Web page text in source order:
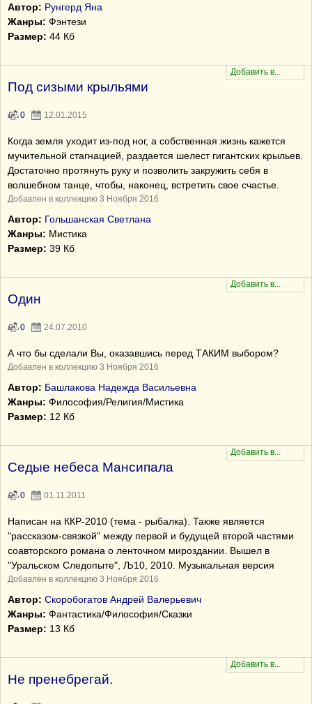
Автор: Рунгерд Яна
Жанры: Фэнтези
Размер: 44 Кб
Под сизыми крыльями
0 12.01.2015
Когда земля уходит из-под ног, а собственная жизнь кажется
мучительной стагнацией, раздается шелест гигантских крыльев.
Достаточно протянуть руку и позволить закружить себя в
волшебном танце, чтобы, наконец, встретить свое счастье.
Добавлен в коллекцию 3 Ноября 2016
Автор: Гольшанская Светлана
Жанры: Мистика
Размер: 39 Кб
Один
0 24.07.2010
А что бы сделали Вы, оказавшись перед ТАКИМ выбором?
Добавлен в коллекцию 3 Ноября 2016
Автор: Башлакова Надежда Васильевна
Жанры: Философия/Религия/Мистика
Размер: 12 Кб
Седые небеса Мансипала
0 01.11.2011
Написан на ККР-2010 (тема - рыбалка). Также является
"рассказом-связкой" между первой и будущей второй частями
соавторского романа о ленточном мироздании. Вышел в
"Уральском Следопыте", Љ10, 2010. Музыкальная версия
Добавлен в коллекцию 3 Ноября 2016
Автор: Скоробогатов Андрей Валерьевич
Жанры: Фантастика/Философия/Сказки
Размер: 13 Кб
Не пренебрегай.